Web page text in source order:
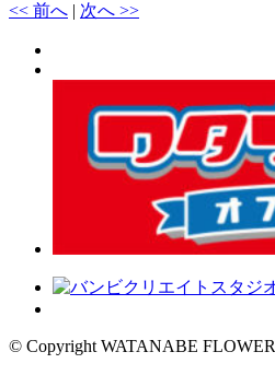
<< 前へ | 次へ >>
© Copyright WATANABE FLOWER